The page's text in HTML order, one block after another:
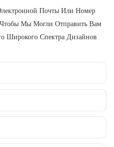
Почты Или Номер
Мы Могли Отправить Вам
Широкого Спектра Дизайнов